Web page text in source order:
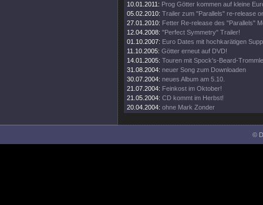
10.01.2011: Prog Götter kommen auf kleine
05.02.2010: Trailer zum "Parallels" re-release
27.01.2010: Fetter Re-release des "Parallels"
12.04.2008: "Perfect Symmetry" Trailer!
01.10.2007: Euro Dates mit hochkarätigen
11.10.2005: Götter erneut auf DVD!
14.01.2005: Touren mit Spock's-Beard-
31.08.2004: neuer Song zum Downloaden
30.07.2004: neues Album am 5.10.
21.07.2004: Feinkost im Oktober!
21.05.2004: CD kommt im Herbst!
20.04.2004: ohne Mark Zonder
©